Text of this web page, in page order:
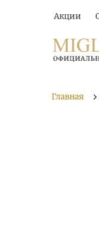
Акции
Главная